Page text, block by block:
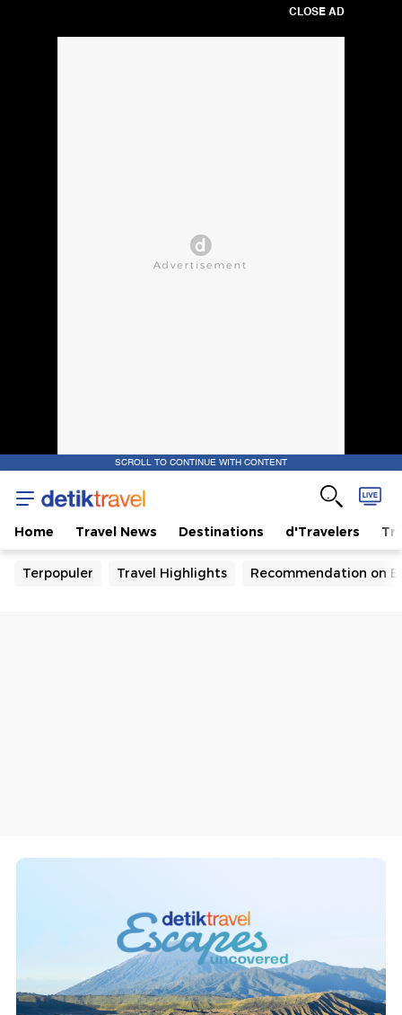
CLOSE AD
SCROLL TO CONTINUE WITH CONTENT
Home Travel News Destinations d'Travelers
Terpopuler Travel Highlights Recommendation on